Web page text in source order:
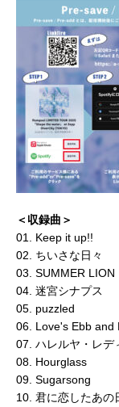
＜収録曲＞
01. Keep it up!!
02. ちいさな日々
03. SUMMER LION
04. 迷宮シナプス
05. puzzled
06. Love's Ebb and
07. ハレルヤ・レデ
08. Hourglass
09. Sugarsong
10. 君に恋したあの